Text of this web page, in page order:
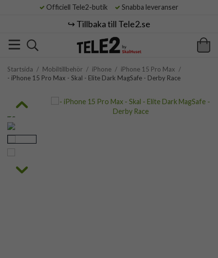
Officiell Tele2-butik Snabba leveranser
↪️ Tillbaka till Tele2.se
Startsida / Mobiltillbehör / iPhone / iPhone 15 Pro Max /
- iPhone 15 Pro Max - Skal - Elite Dark MagSafe - Derby Race